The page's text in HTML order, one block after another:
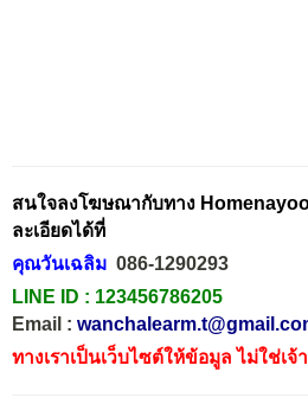
สนใจลงโฆษณากับทาง
ละเอียดได้ที่
คุณวันเฉลิม 086-1290293
LINE ID : 123456786205
Email :
ทางเราเป็นเว็บไซต์ให้ข้อมูล ไม่ใช่เจ้